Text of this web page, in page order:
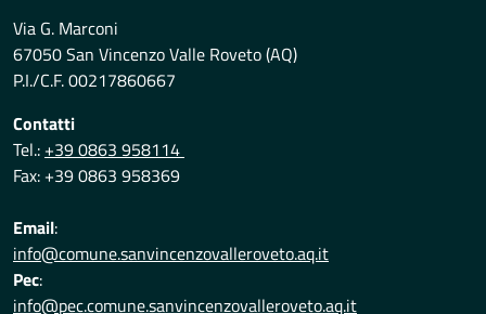
Via G. Marconi
67050 San Vincenzo Valle Roveto (AQ)
P.I./C.F. 00217860667
Contatti
Tel.: +39 0863 958114
Fax: +39 0863 958369
Email:
info@comune.sanvincenzovalleroveto.aq.it
Pec:
info@pec.comune.sanvincenzovalleroveto.aq.it